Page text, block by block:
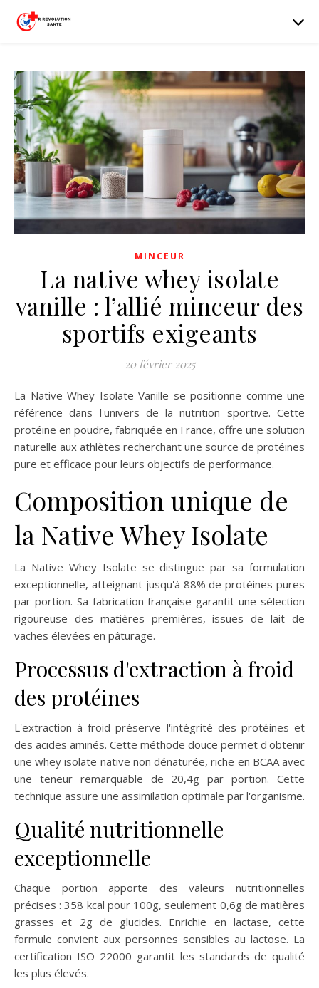
MINCEUR
La native whey isolate
vanille : l’allié minceur des
sportifs exigeants
20 février 2025
La Native Whey Isolate Vanille se positionne comme une
référence dans l'univers de la nutrition sportive. Cette
protéine en poudre, fabriquée en France, offre une solution
naturelle aux athlètes recherchant une source de protéines
pure et efficace pour leurs objectifs de performance.
Composition unique de
la Native Whey Isolate
La Native Whey Isolate se distingue par sa formulation
exceptionnelle, atteignant jusqu'à 88% de protéines pures
par portion. Sa fabrication française garantit une sélection
rigoureuse des matières premières, issues de lait de
vaches élevées en pâturage.
Processus d'extraction à froid
des protéines
L'extraction à froid préserve l'intégrité des protéines et
des acides aminés. Cette méthode douce permet d'obtenir
une whey isolate native non dénaturée, riche en BCAA avec
une teneur remarquable de 20,4g par portion. Cette
technique assure une assimilation optimale par l'organisme.
Qualité nutritionnelle
exceptionnelle
Chaque portion apporte des valeurs nutritionnelles
précises : 358 kcal pour 100g, seulement 0,6g de matières
grasses et 2g de glucides. Enrichie en lactase, cette
formule convient aux personnes sensibles au lactose. La
certification ISO 22000 garantit les standards de qualité
les plus élevés.